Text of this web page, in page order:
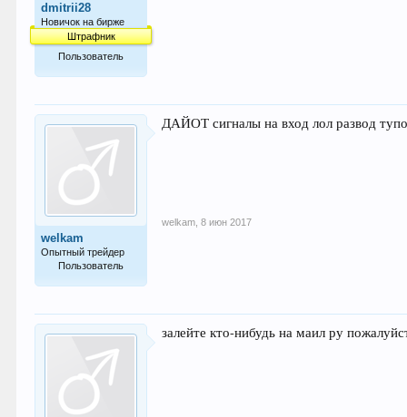
dmitrii28
Новичок на бирже
Штрафник
Пользователь
welkam
Опытный трейдер
Пользователь
ДАЙОТ сигналы на вход лол развод
welkam 8 июн 2017
залейте кто-нибудь на маил ру